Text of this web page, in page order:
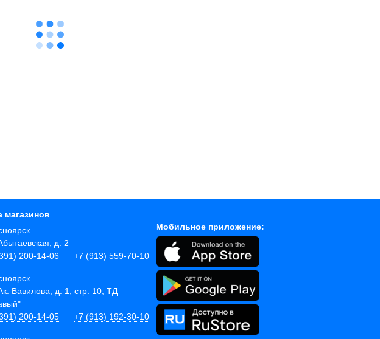
магазинов
д. 2
200-14-06
+7 (913) 559-70-10
Вавилова, д. 1, стр. 10, ТД
200-14-05
+7 (913) 192-30-10
Мобильное приложение: